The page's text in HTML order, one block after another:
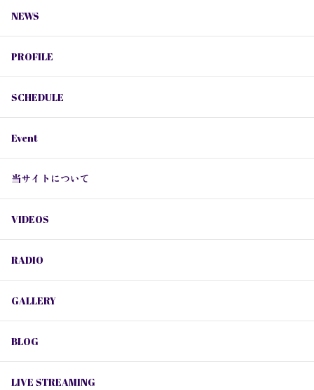
NEWS
PROFILE
SCHEDULE
Event
当サイトについて
VIDEOS
RADIO
GALLERY
BLOG
LIVE STREAMING